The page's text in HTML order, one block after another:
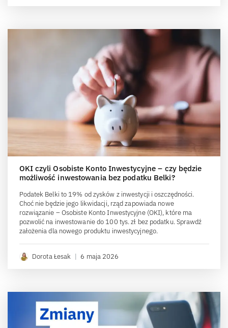
OKI czyli Osobiste Konto Inwestycyjne – czy będzie
możliwość inwestowania bez podatku Belki?
Podatek Belki to 19% od zysków z inwestycji i oszczędności.
Choć nie będzie jego likwidacji, rząd zapowiada nowe
rozwiązanie – Osobiste Konto Inwestycyjne (OKI), które ma
pozwolić na inwestowanie do 100 tys. zł bez podatku. Sprawdź
założenia dla nowego produktu inwestycyjnego.
Dorota Łesak | 6 maja 2026